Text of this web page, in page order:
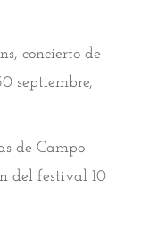
concierto de
septiembre,
de Campo
del festival 10